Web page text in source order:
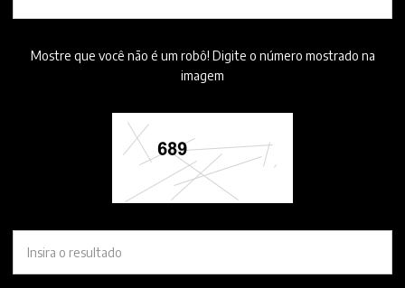
Mostre que você não é um robô! Digite o número mostrado na
imagem